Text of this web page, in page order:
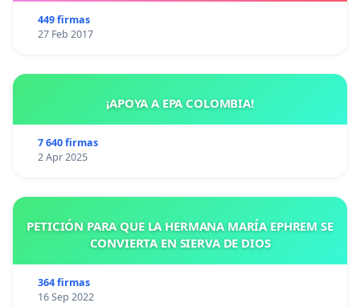
449 firmas
27 Feb 2017
¡APOYA A EPA COLOMBIA!
7 640 firmas
2 Apr 2025
PETICIÓN PARA QUE LA HERMANA MARÍA EPHREM SE
CONVIERTA EN SIERVA DE DIOS
364 firmas
16 Sep 2022